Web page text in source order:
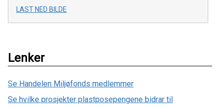
LAST NED BILDE
Lenker
Se Handelen Miljøfonds medlemmer
Se hvilke prosjekter plastposepengene bidrar til